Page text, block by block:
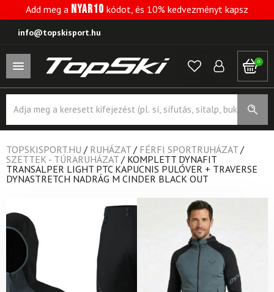
Add meg a NYAR10 kódot, és 10% kedvezményt kapsz
info@topskisport.hu
0
search
TOPSKISPORT.HU / RUHÁZAT / FÉRFI SPORTRUHÁZAT /
SZETTEK - TÚRARUHÁZAT / KOMPLETT DYNAFIT
TRANSALPER LIGHT PTC KAPUCNIS PULÓVER + TRAVERSE
DYNASTRETCH NADRÁG M CINDER BLACK OUT